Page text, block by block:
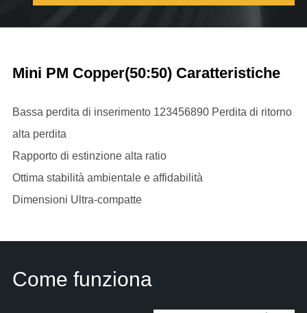
Mini PM Copper(50:50) Caratteristiche
Bassa perdita di inserimento 123456890 Perdita di ritorno
alta perdita
Rapporto di estinzione alta ratio
Ottima stabilità ambientale e affidabilità
Dimensioni Ultra-compatte
Come funziona